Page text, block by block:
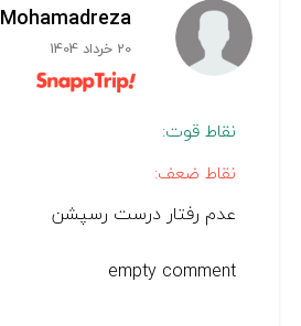
Mohamadreza
20 خرداد 1404
نقاط قوت:
نقاط ضعف:
عدم رفتار درست رسپشن
empty comment